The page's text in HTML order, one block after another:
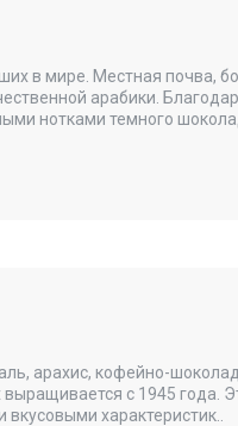
в мире. Местная почва,
арабики.
нотками темного
арахис, кофейно-
с 1945 года.
характеристик..